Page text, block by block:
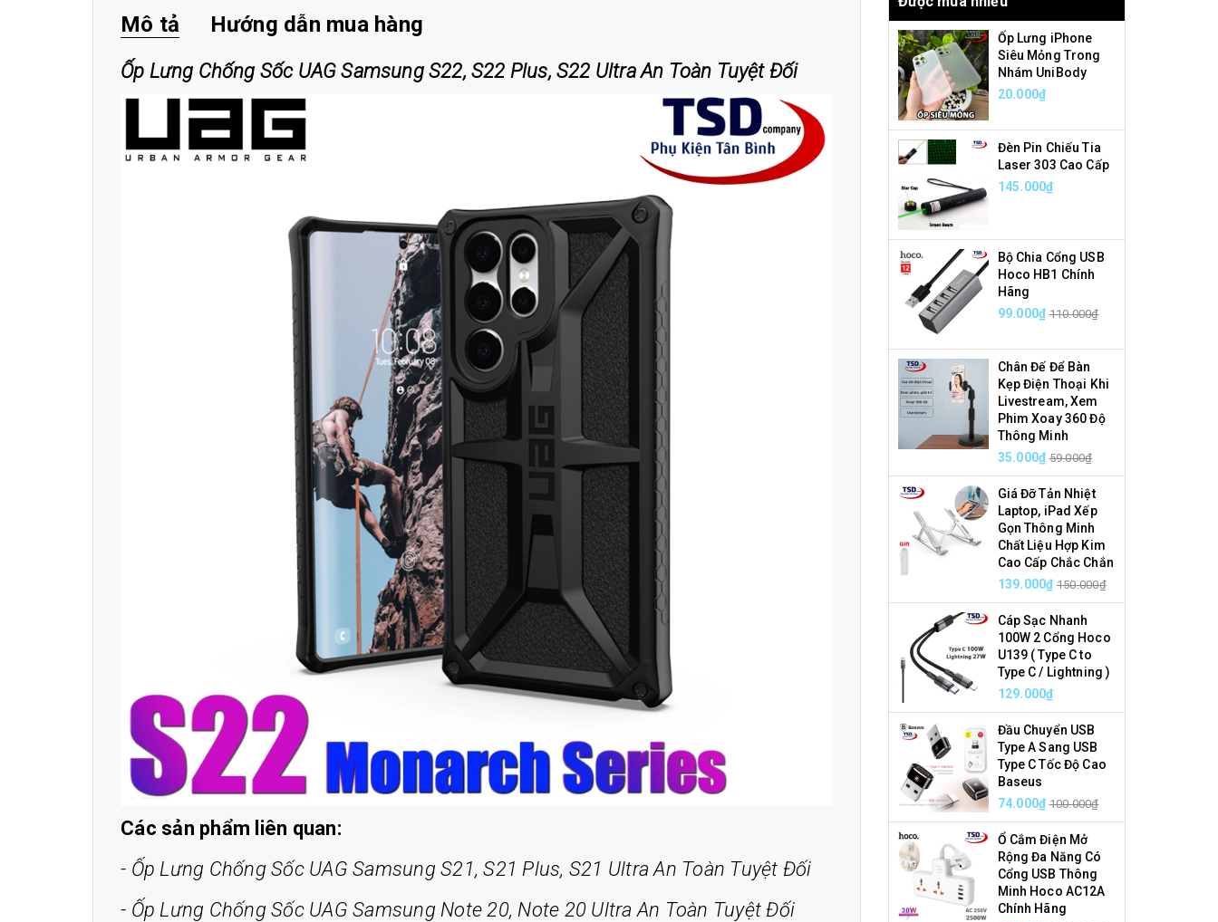
Mô tả Hướng dẫn mua hàng
Ốp Lưng Chống Sốc UAG Samsung S22, S22 Plus, S22 Ultra An Toàn Tuyệt Đối
Các sản phẩm liên quan:
- Ốp Lưng Chống Sốc UAG Samsung S21, S21 Plus, S21 Ultra An Toàn Tuyệt Đối
- Ốp Lưng Chống Sốc UAG Samsung Note 20, Note 20 Ultra An Toàn Tuyệt Đối
Ốp Lưng iPhone
Siêu Mỏng Trong
Nhám UniBody
20.000₫
Đèn Pin Chiếu Tia
Laser 303 Cao Cấp
145.000₫
Bộ Chia Cổng USB
Hoco HB1 Chính
Hãng
99.000₫ 110.000₫
Chân Đế Để Bàn
Kẹp Điện Thoại Khi
Livestream, Xem
Phim Xoay 360 Độ
Thông Minh
35.000₫ 59.000₫
Giá Đỡ Tản Nhiệt
Laptop, iPad Xếp
Gọn Thông Minh
Chất Liệu Hợp Kim
Cao Cấp Chắc Chắn
139.000₫ 150.000₫
Cáp Sạc Nhanh
100W 2 Cổng Hoco
U139 ( Type C to
Type C / Lightning )
129.000₫
Đầu Chuyển USB
Type A Sang USB
Type C Tốc Độ Cao
Baseus
74.000₫ 100.000₫
Ổ Cắm Điện Mở
Rộng Đa Năng Có
Cổng USB Thông
Minh Hoco AC12A
Chính Hãng